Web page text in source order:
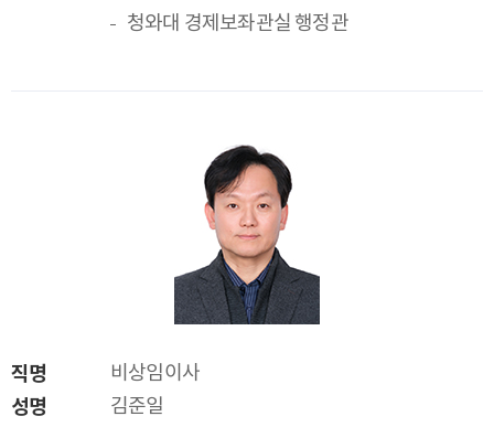
청와대 경제보좌관실 행정관
직명 비상임이사
성명 김준일